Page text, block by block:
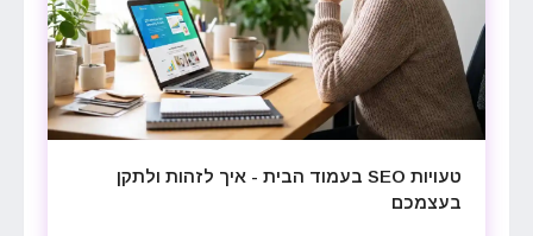
טעויות SEO בעמוד הבית - איך לזהות ולתקן
בעצמכם